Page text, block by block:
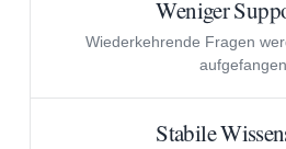
Weniger
Wiederkehrende Fragen
aufgefangen.
Stabile